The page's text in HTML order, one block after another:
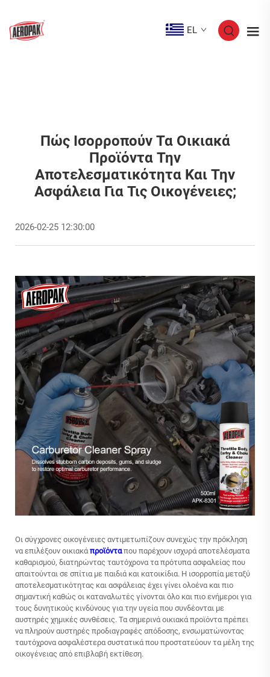
EL
Πώς Ισορροπούν Τα Οικιακά
Προϊόντα Την
Αποτελεσματικότητα Και Την
Ασφάλεια Για Τις Οικογένειες;
2026-02-25 12:30:00
Οι σύγχρονες οικογένειες αντιμετωπίζουν συνεχώς την πρόκληση
να επιλέξουν οικιακάπροϊόνταπου παρέχουν ισχυρά αποτελέσματα
καθαρισμού, διατηρώντας ταυτόχρονα τα πρότυπα ασφαλείας που
απαιτούνται σε σπίτια με παιδιά και κατοικίδια. Η ισορροπία μεταξύ
αποτελεσματικότητας και ασφάλειας έχει γίνει ολοένα και πιο
σημαντική καθώς οι καταναλωτές γίνονται όλο και πιο ενήμεροι για
τους δυνητικούς κινδύνους για την υγεία που συνδέονται με
αυστηρές χημικές συνθέσεις. Τα σημερινά οικιακά προϊόντα πρέπει
να πληρούν αυστηρές προδιαγραφές απόδοσης, ενσωματώνοντας
ταυτόχρονα ασφαλέστερα συστατικά που προστατεύουν τα μέλη της
οικογένειας από επιβλαβή εκτίθεση.